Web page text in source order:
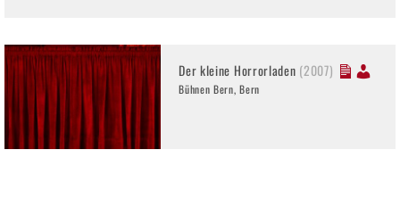
Der kleine Horrorladen (2007)
Bühnen Bern, Bern